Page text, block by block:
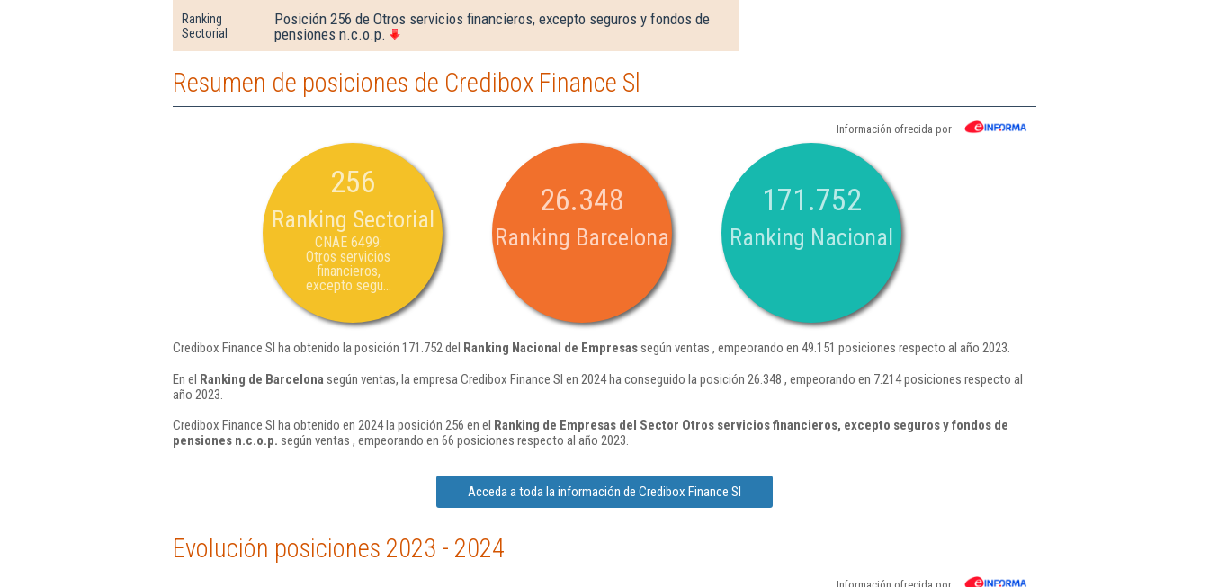
Ranking
Sectorial
Posición 256 de Otros servicios financieros, excepto seguros y fondos de
pensiones n.c.o.p.
Resumen de posiciones de Credibox Finance Sl
Información ofrecida por
256
Ranking Sectorial
CNAE 6499:
Otros servicios
financieros,
excepto segu...
26.348
Ranking Barcelona
171.752
Ranking Nacional
Credibox Finance Sl ha obtenido la posición 171.752 del Ranking Nacional de Empresassegún ventas , empeorando en 49.151 posiciones respecto al año 2023.
En el Ranking de Barcelona según ventas, la empresa Credibox Finance Sl en 2024 ha conseguido la posición 26.348 , empeorando en 7.214 posiciones respecto al
año 2023.
Credibox Finance Sl ha obtenido en 2024 la posición 256 en el Ranking de Empresas del Sector Otros servicios financieros, excepto seguros y fondos de
pensiones n.c.o.p. según ventas , empeorando en 66 posiciones respecto al año 2023.
Acceda a toda la información de Credibox Finance Sl
Evolución posiciones 2023 - 2024